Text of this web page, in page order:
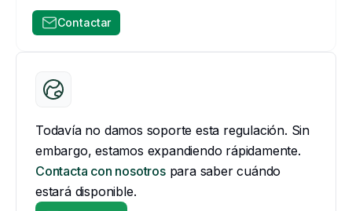
Contactar
Todavía no damos soporte esta regulación. Sin
embargo, estamos expandiendo rápidamente.
Contacta con nosotrospara saber cuándo
estará disponible.